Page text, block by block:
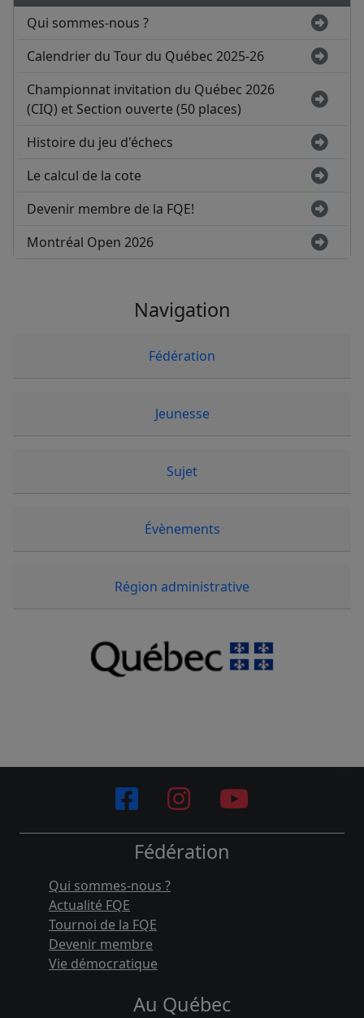
Qui sommes-nous ?
Calendrier du Tour du Québec 2025-26
Championnat invitation du Québec 2026
(CIQ) et Section ouverte (50 places)
Histoire du jeu d'échecs
Le calcul de la cote
Devenir membre de la FQE!
Montréal Open 2026
Navigation
Fédération
Jeunesse
Sujet
Évènements
Région administrative
Fédération
Qui sommes-nous ?
Actualité FQE
Tournoi de la FQE
Devenir membre
Vie démocratique
Au Québec